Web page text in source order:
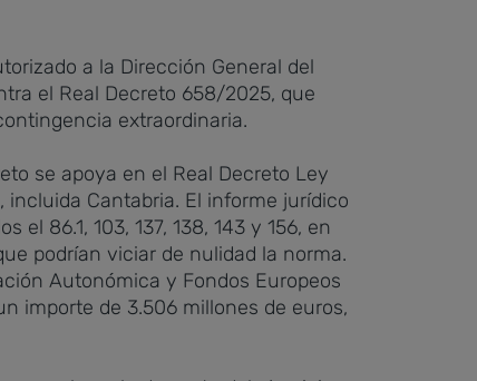
a la Dirección General del
el Real Decreto 658/2025, que
extraordinaria.
se apoya en el Real Decreto Ley
Cantabria. El informe jurídico
86.1, 103, 137, 138, 143 y 156, en
podrían viciar de nulidad la norma.
Autonómica y Fondos Europeos
importe de 3.506 millones de euros,